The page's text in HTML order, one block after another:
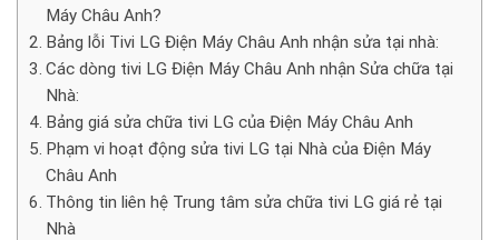
Máy Châu Anh?
Bảng lỗi Tivi LG Điện Máy Châu Anh nhận sửa tại nhà:
Các dòng tivi LG Điện Máy Châu Anh nhận Sửa chữa tại
Nhà:
Bảng giá sửa chữa tivi LG của Điện Máy Châu Anh
Phạm vi hoạt động sửa tivi LG tại Nhà của Điện Máy
Châu Anh
Thông tin liên hệ Trung tâm sửa chữa tivi LG giá rẻ tại
Nhà